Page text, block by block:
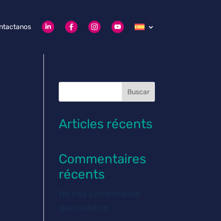
Buscar
Articles récents
Commentaires
récents